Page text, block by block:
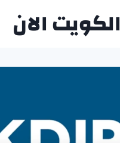
الكويت الان